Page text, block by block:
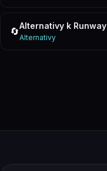
🔄Alternativy k Runway
Alternativy